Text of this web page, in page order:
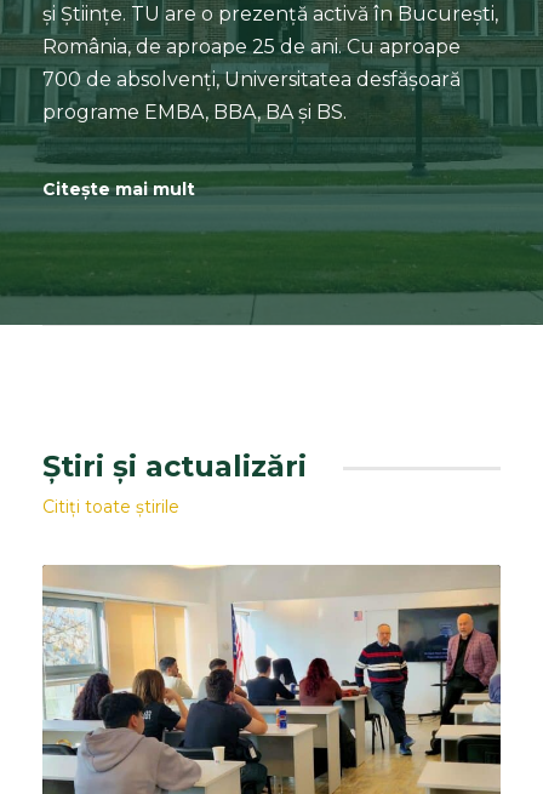
și Științe. TU are o prezență activă în București,
România, de aproape 25 de ani. Cu aproape
700 de absolvenți, Universitatea desfășoară
programe EMBA, BBA, BA și BS.
Citește mai mult
Știri și actualizări
Citiți toate știrile